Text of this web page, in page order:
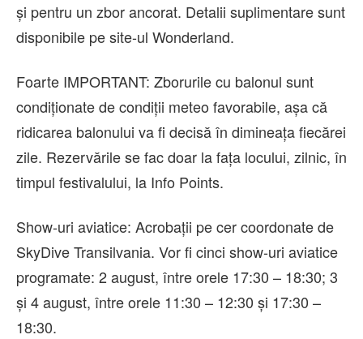
și pentru un zbor ancorat. Detalii suplimentare sunt
disponibile pe site-ul Wonderland.
Foarte IMPORTANT: Zborurile cu balonul sunt
condiționate de condiții meteo favorabile, așa că
ridicarea balonului va fi decisă în dimineața fiecărei
zile. Rezervările se fac doar la fața locului, zilnic, în
timpul festivalului, la Info Points.
Show-uri aviatice: Acrobații pe cer coordonate de
SkyDive Transilvania. Vor fi cinci show-uri aviatice
programate: 2 august, între orele 17:30 – 18:30; 3
și 4 august, între orele 11:30 – 12:30 și 17:30 –
18:30.